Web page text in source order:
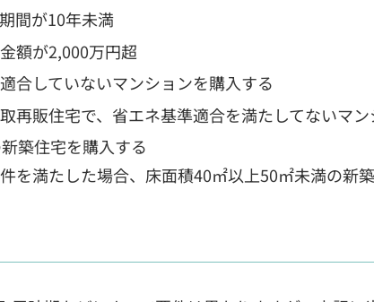
間が10年未満
額が2,000万円超
合していないマンションを購入する
再販住宅で、省エネ基準適合を満たしてないマ
築住宅を購入する
を満たした場合、床面積40㎡以上50㎡未満の新